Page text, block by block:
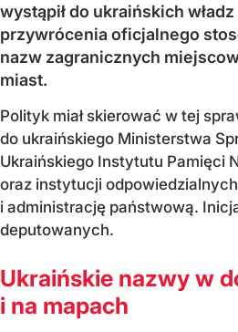
wystąpił do ukraińskich
przywrócenia oficjalnego
nazw zagranicznych
miast.
Polityk miał skierować w tej
do ukraińskiego Ministerstwa
Ukraińskiego Instytutu Pamięci
oraz instytucji
i administrację państwową.
deputowanych.
Ukraińskie nazwy w
i na mapach